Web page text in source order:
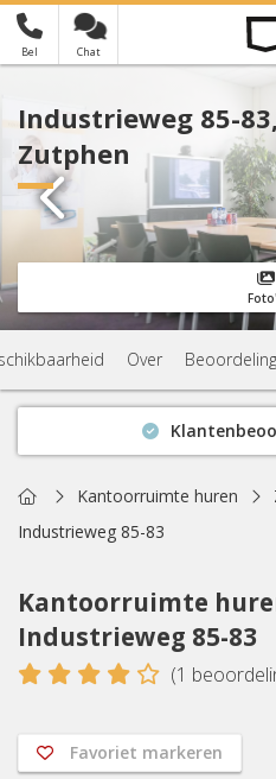
Bel Chat
Industrieweg 85-83,
Zutphen
Over
Actuele
HomeKantoorruimte huren
Industrieweg 85-83
Kantoorruimte
Industrieweg 85-83
4 (1
Favoriet markeren